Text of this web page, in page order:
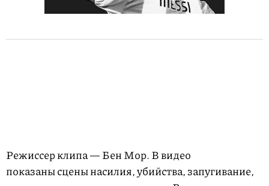
Режиссер клипа — Бен Мор. В видео
показаны сцены насилия, убийства, запугивание,